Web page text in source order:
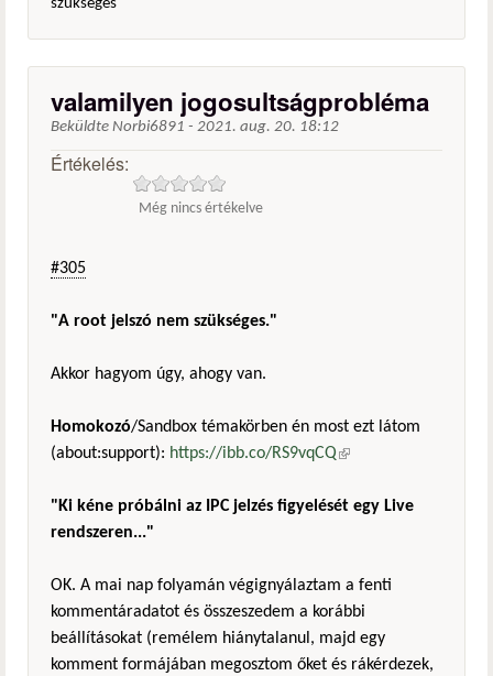
szükséges
valamilyen jogosultságprobléma
Beküldte Norbi6891 - 2021. aug. 20. 18:12
Értékelés:
Még nincs értékelve
#305
"A root jelszó nem szükséges."
Akkor hagyom úgy, ahogy van.
Homokozó/Sandbox témakörben én most ezt látom
(about:support): https://ibb.co/RS9vqCQ(külső hivatkozás)
"Ki kéne próbálni az IPC jelzés figyelését egy Live
rendszeren..."
OK. A mai nap folyamán végignyálaztam a fenti
kommentáradatot és összeszedem a korábbi
beállításokat (remélem hiánytalanul, majd egy
komment formájában megosztom őket és rákérdezek,